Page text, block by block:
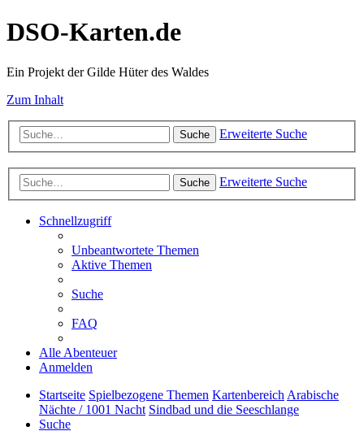
DSO-Karten.de
Ein Projekt der Gilde Hüter des Waldes
Zum Inhalt
Suche Erweiterte Suche
Suche Erweiterte Suche
Schnellzugriff
Unbeantwortete Themen
Aktive Themen
Suche
FAQ
Alle Abenteuer
Anmelden
Startseite Spielbezogene Themen Kartenbereich Arabische
Nächte / 1001 Nacht Sindbad und die Seeschlange
Suche